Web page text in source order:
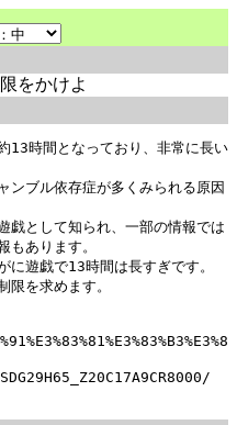
をかけよ
13時間となっており、非常に長い
ンブル依存症が多くみられる原因
戯として知られ、一部の情報では
もあります。
に遊戯で13時間は長すぎです。
限を求めます。